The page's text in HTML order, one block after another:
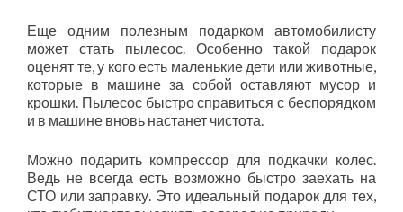
Еще одним полезным подарком автомобилисту
может стать пылесос. Особенно такой подарок
оценят те, у кого есть маленькие дети или животные,
которые в машине за собой оставляют мусор и
крошки. Пылесос быстро справиться с беспорядком
и в машине вновь настанет чистота.
Можно подарить компрессор для подкачки колес.
Ведь не всегда есть возможно быстро заехать на
СТО или заправку. Это идеальный подарок для тех,